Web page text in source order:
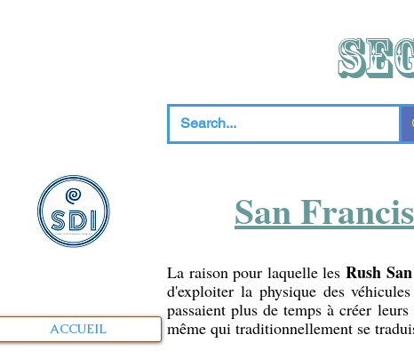
San
La raison pour laquelle les Rush
d'exploiter la physique des
passaient plus de temps à créer
même qui traditionnellement se
ACCUEIL